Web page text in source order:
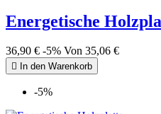
Energetische
36,90 € -5% Von 35,06 €
 In den Warenkorb
-5%